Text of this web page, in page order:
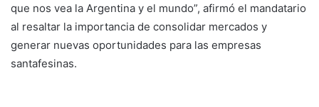
que nos vea la Argentina y el mundo”, afirmó el mandatario
al resaltar la importancia de consolidar mercados y
generar nuevas oportunidades para las empresas
santafesinas.